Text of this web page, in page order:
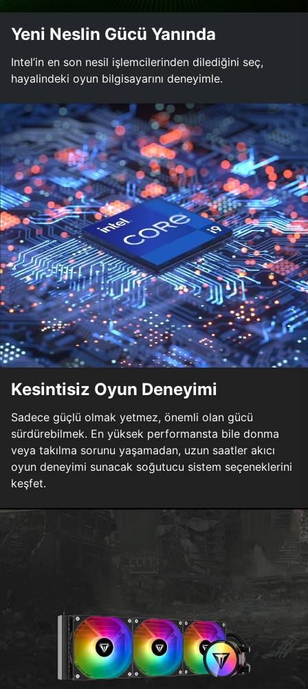
Yeni Neslin Gücü Yanında
Intel’in en son nesil işlemcilerinden dilediğini seç,
hayalindeki oyun bilgisayarını deneyimle.
Kesintisiz Oyun Deneyimi
Sadece güçlü olmak yetmez, önemli olan gücü
sürdürebilmek. En yüksek performansta bile donma
veya takılma sorunu yaşamadan, uzun saatler akıcı
oyun deneyimi sunacak soğutucu sistem seçeneklerini
keşfet.